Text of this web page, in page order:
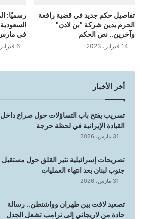
تفاصيل حكم جديد في قضية رافعة
الحرم يدين شركة "بن لادن"
وآخرين.. نص الحكم
14 فبراير، 2023
رسميًا:
في مارس
6 فبراير، 2025
أخر الأخبار
تسريب يفتح باب التساؤلات حول صراع داخل
القيادة الإيرانية في لحظة حرجة
31 مارس، 2026
تصريحات إسرائيلية تثير القلق حول مستقبل
جنوب لبنان بعد انتهاء العمليات
31 مارس، 2026
تصعيد لافت بين طهران وواشنطن.. رسالة
حادة من لاريجاني إلى ترامب تشعل الجدل